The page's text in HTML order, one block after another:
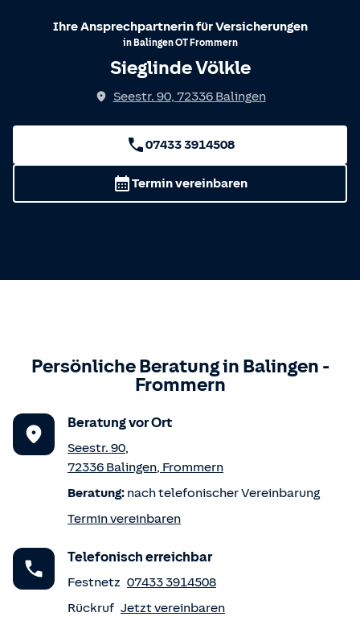
Ihre Ansprechpartnerin für Versicherungen
in BalingenOT Frommern
Sieglinde Völkle
Seestr. 90, 72336 Balingen
07433 3914508
Termin vereinbaren
Persönliche Beratung in Balingen -
Frommern
Beratung vor Ort
Seestr. 90,
72336 Balingen, Frommern
Beratung: nach telefonischer Vereinbarung
Termin vereinbaren
Telefonisch erreichbar
Festnetz 07433 3914508
Rückruf Jetzt vereinbaren